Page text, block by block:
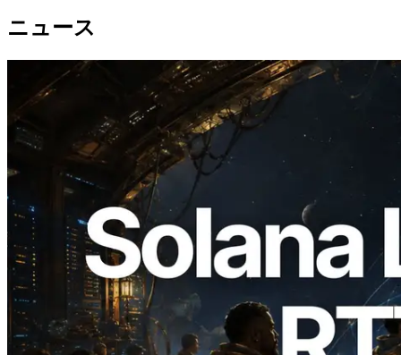
ニュース
2026.08.05
ERPC、Solana Leader Slot APIを世界7
リージョンのping計測に拡張—